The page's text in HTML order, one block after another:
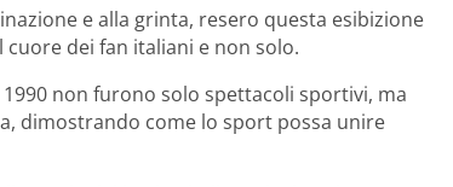
e alla grinta, resero questa esibizione
dei fan italiani e non solo.
non furono solo spettacoli sportivi, ma
dimostrando come lo sport possa unire